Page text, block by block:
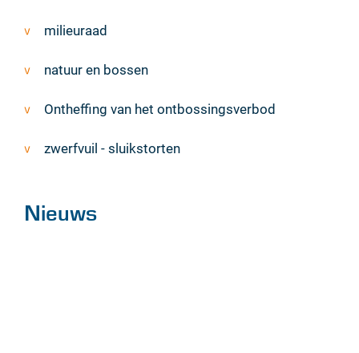
milieuraad
natuur en bossen
Ontheffing van het ontbossingsverbod
zwerfvuil - sluikstorten
Nieuws